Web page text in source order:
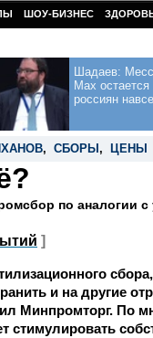
ШОУ-БИЗНЕС
Шадаев:
Max
россиян
, СБОРЫ , ЦЕНЫ
по аналогии
ытий ]
и на другие
Минпромторг. По
стимулировать